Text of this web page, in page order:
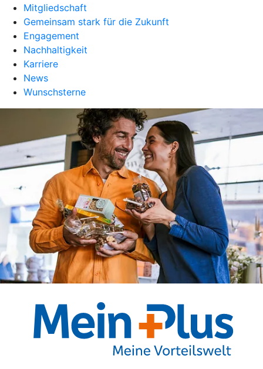
Mitgliedschaft
Gemeinsam stark für die Zukunft
Engagement
Nachhaltigkeit
Karriere
News
Wunschsterne